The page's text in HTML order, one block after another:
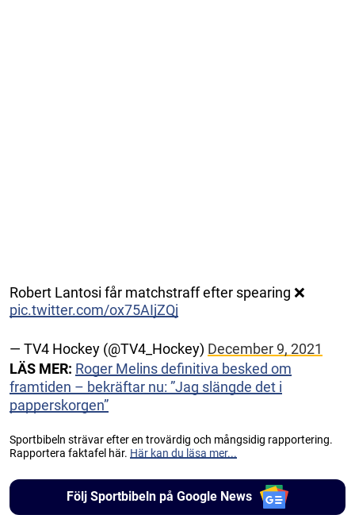
Robert Lantosi får matchstraff efter spearing ❌
pic.twitter.com/ox75AIjZQj
— TV4 Hockey (@TV4_Hockey) December 9, 2021
LÄS MER: Roger Melins definitiva besked om
framtiden – bekräftar nu: ”Jag slängde det i
papperskorgen”
Sportbibeln strävar efter en trovärdig och mångsidig rapportering.
Rapportera faktafel här. Här kan du läsa mer...
Följ Sportbibeln på Google News